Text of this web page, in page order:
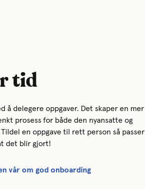
tid
å delegere oppgaver. Det skaper en mer
prosess for både den nyansatte og
en oppgave til rett person så passer
det blir gjort!
vår om god onboarding